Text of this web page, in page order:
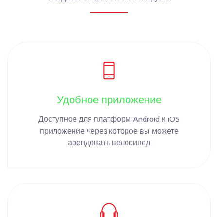
Удобное приложение
Доступное для платформ Android и iOS
приложение через которое вы можете
арендовать велосипед